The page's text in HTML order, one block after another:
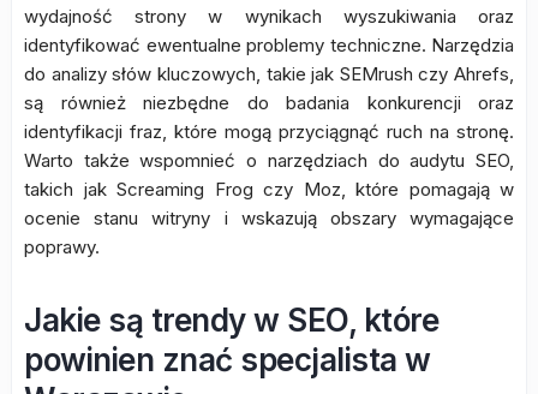
wydajność strony w wynikach wyszukiwania oraz
identyfikować ewentualne problemy techniczne. Narzędzia
do analizy słów kluczowych, takie jak SEMrush czy Ahrefs,
są również niezbędne do badania konkurencji oraz
identyfikacji fraz, które mogą przyciągnąć ruch na stronę.
Warto także wspomnieć o narzędziach do audytu SEO,
takich jak Screaming Frog czy Moz, które pomagają w
ocenie stanu witryny i wskazują obszary wymagające
poprawy.
Jakie są trendy w SEO, które
powinien znać specjalista w